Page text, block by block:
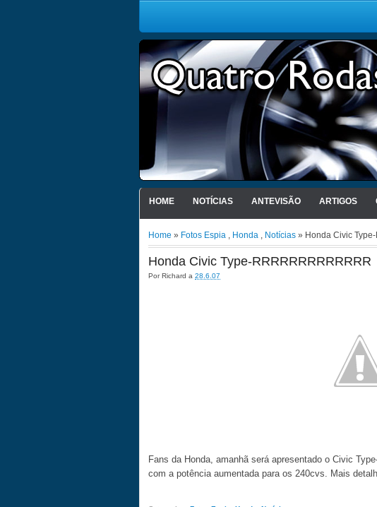
HOME NOTÍCIAS ANTEVISÃO ARTIGOS
Home » Fotos Espia , Honda , Notícias » Honda Civic
Honda Civic Type-RRRRRRRRRRRRR
PorRichard a 28.6.07
Fans da Honda, amanhã será apresentado o Civic
com a potência aumentada para os 240cvs. Mais